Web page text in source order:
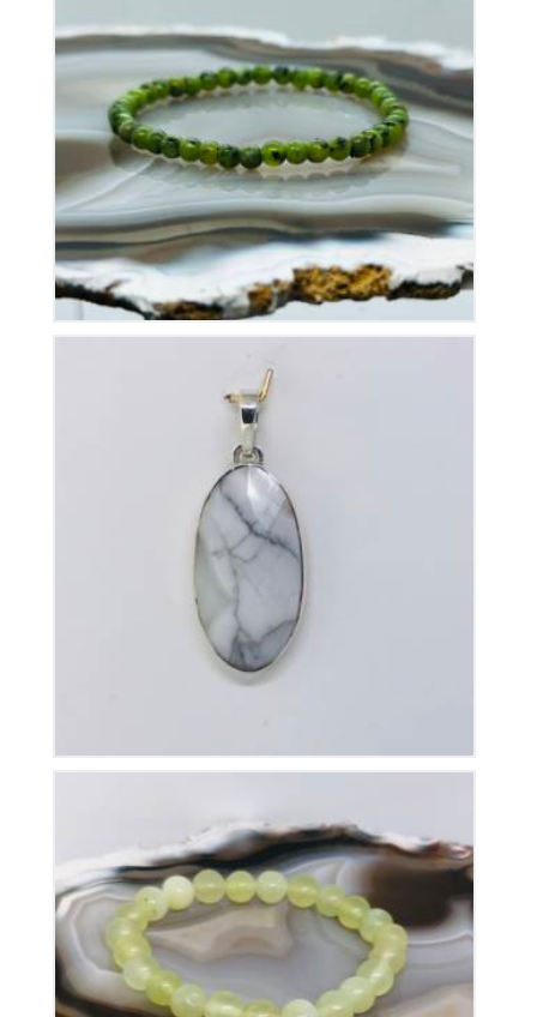
Bracelet Jade Elastique
Pendentif Howlite
50 €
Bracelet Jade Elastique
15€